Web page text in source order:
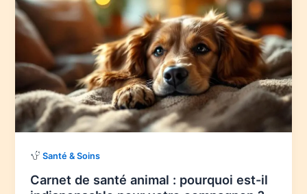
Santé & Soins
Carnet de santé animal : pourquoi est-il